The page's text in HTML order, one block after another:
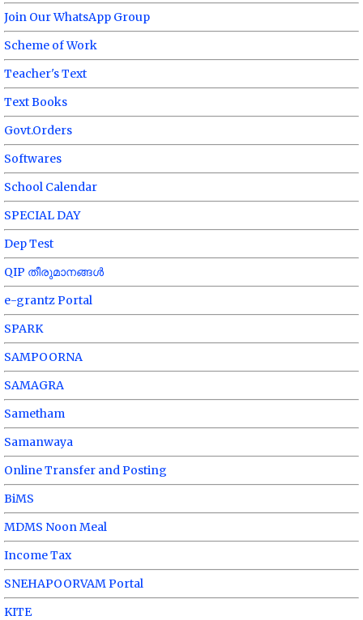
Join Our WhatsApp Group
Scheme of Work
Teacher's Text
Text Books
Govt.Orders
Softwares
School Calendar
SPECIAL DAY
Dep Test
QIP തീരുമാനങ്ങൾ
e-grantz Portal
SPARK
SAMPOORNA
SAMAGRA
Sametham
Samanwaya
Online Transfer and Posting
BiMS
MDMS Noon Meal
Income Tax
SNEHAPOORVAM Portal
KITE